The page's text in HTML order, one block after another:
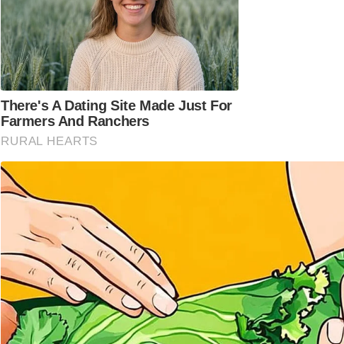
There's A Dating Site Made Just For
Farmers And Ranchers
RURAL HEARTS